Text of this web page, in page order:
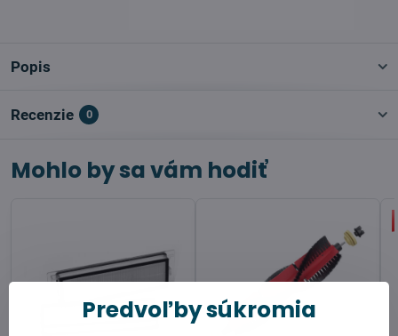
Popis
Recenzie 0
Mohlo by sa vám hodiť
Predvoľby súkromia